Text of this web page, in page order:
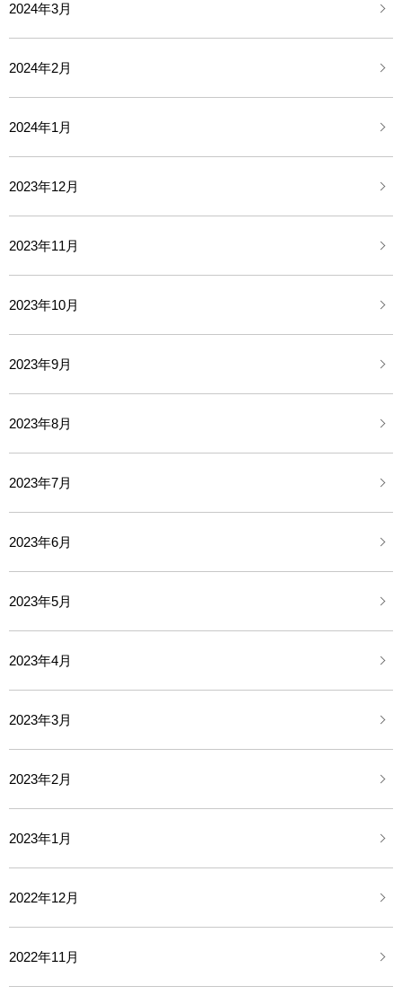
2024年3月
2024年2月
2024年1月
2023年12月
2023年11月
2023年10月
2023年9月
2023年8月
2023年7月
2023年6月
2023年5月
2023年4月
2023年3月
2023年2月
2023年1月
2022年12月
2022年11月